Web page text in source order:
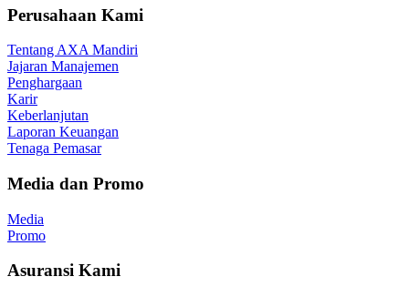
Perusahaan Kami
Tentang AXA Mandiri
Jajaran Manajemen
Penghargaan
Karir
Keberlanjutan
Laporan Keuangan
Tenaga Pemasar
Media dan Promo
Media
Promo
Asuransi Kami